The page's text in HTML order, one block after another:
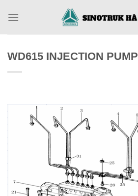
WD615 INJECTION PUMP